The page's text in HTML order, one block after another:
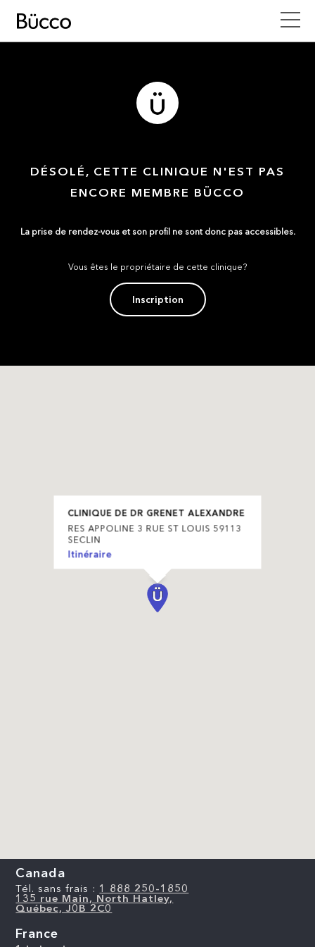
DÉSOLÉ, CETTE CLINIQUE N'EST PAS
ENCORE MEMBRE BÜCCO
La prise de rendez-vous et son profil ne sont donc pas accessibles.
Vous êtes le propriétaire de cette clinique?
Inscription
CLINIQUE DE DR GRENET ALEXANDRE
RES APPOLINE 3 RUE ST LOUIS 59113
SECLIN
Itinéraire
Canada
Tél. sans frais : 1 888 250-1850
135 rue Main, North Hatley,
Québec, J0B 2C0
France